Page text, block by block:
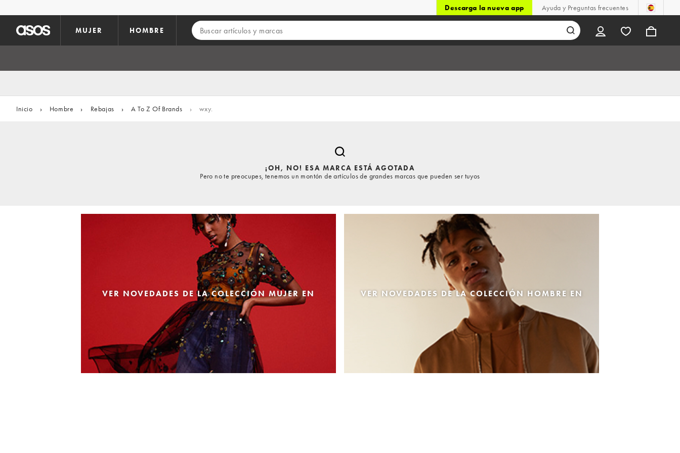
Descarga la nueva app Ayuda y Preguntas frecuentes
MUJER HOMBRE
Inicio › Hombre › Rebajas › A To Z Of Brands › wxy.
¡OH, NO! ESA MARCA ESTÁ AGOTADA
Pero no te preocupes, tenemos un montón de artículos de grandes marcas que pueden ser tuyos
VER NOVEDADES DE LA COLECCIÓN MUJER EN VER NOVEDADES DE LA COLECCIÓN HOMBRE EN